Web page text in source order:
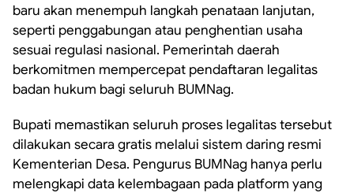
baru akan menempuh langkah penataan lanjutan,
seperti penggabungan atau penghentian usaha
sesuai regulasi nasional. Pemerintah daerah
berkomitmen mempercepat pendaftaran legalitas
badan hukum bagi seluruh BUMNag.
Bupati memastikan seluruh proses legalitas tersebut
dilakukan secara gratis melalui sistem daring resmi
Kementerian Desa. Pengurus BUMNag hanya perlu
melengkapi data kelembagaan pada platform yang